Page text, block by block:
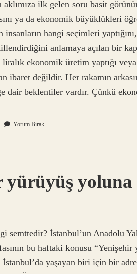
aklımıza ilk gelen soru basit
ya da ekonomik büyüklükleri
hangi seçimleri
anlamaya açılan bir
ekonomik üretim yaptığı
ibaret değildir. Her rakamın
dair beklentiler vardır. Çünkü
Yorum Bırak
yürüyüş
semttedir? İstanbul’un Anadolu
bu haftaki konusu
yaşayan biri için bir